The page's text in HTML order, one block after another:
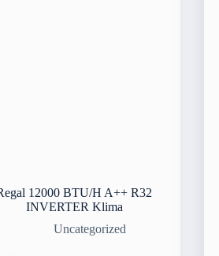
12000 BTU/H A++ R32
INVERTER Klima
Uncategorized